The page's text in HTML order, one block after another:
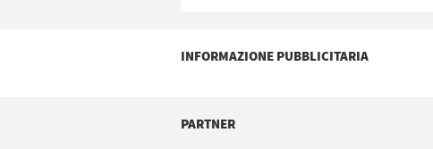
INFORMAZIONE PUBBLICITARIA
PARTNER